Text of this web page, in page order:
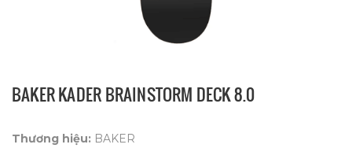
BAKER KADER BRAINSTORM DECK 8.0
Thương hiệu: BAKER